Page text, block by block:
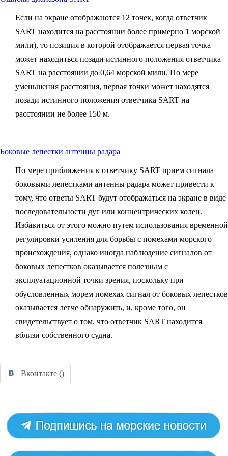
Если на экране отображаются 12 точек, когда ответчик
SART находится на расстоянии более примерно 1 морской
мили), то позиция в которой отображается первая точка
может находиться позади истинного положения ответчика
SART на расстоянии до 0,64 морской мили. По мере
уменьшения расстояния, первая точки может находятся
позади истинного положения ответчика SART на
расстоянии не более 150 м.
Боковые лепестки антенны радара
По мере приближения к ответчику SART прием сигнала
боковыми лепестками антенны радара может привести к
тому, что ответы SART будут отображаться на экране в виде
последовательности дуг или концентрических колец.
Избавиться от этого можно путем использования временной
регулировки усиления для борьбы с помехами морского
происхождения, однако иногда наблюдение сигналов от
боковых лепестков оказывается полезным с
эксплуатационной точки зрения, поскольку при
обусловленных морем помехах сигнал от боковых лепестков
оказывается легче обнаружить, и, кроме того, он
свидетельствует о том, что ответчик SART находится
вблизи собственного судна.
Вконтакте ()